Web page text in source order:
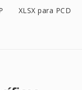
XLSX para PCD